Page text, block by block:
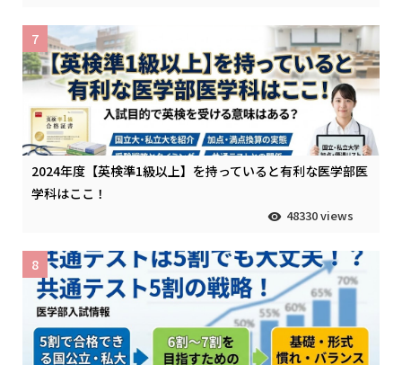
2024年度【英検準1級以上】を持っていると有利な医学部医
学科はここ！
48330 views
7
8